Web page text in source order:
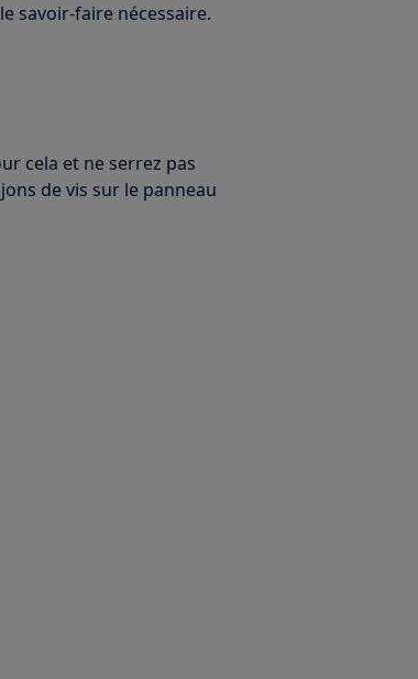
savoir-faire nécessaire.
cela et ne serrez pas
de vis sur le panneau